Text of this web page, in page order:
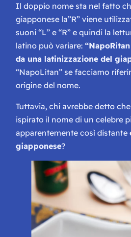
Il doppio nome sta nel fatto
giapponese la”R” viene
suoni “L” e “R” e quindi la
latino può variare: “NapoRitan
da una latinizzazione del
“NapoLitan” se facciamo
origine del nome.
Tuttavia, chi avrebbe detto
ispirato il nome di un celebre
apparentemente così distante
giapponese?